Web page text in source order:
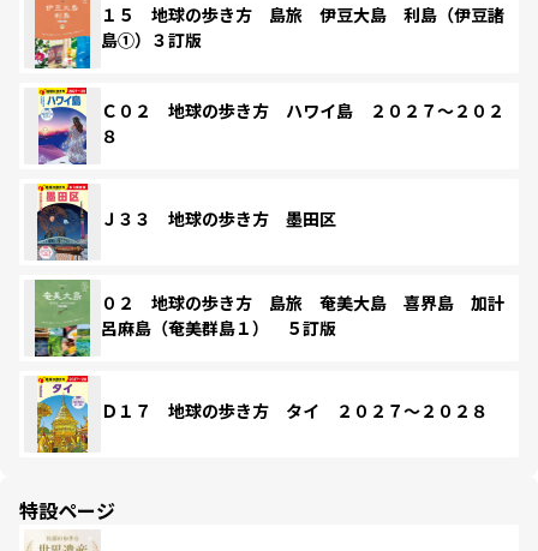
１５ 地球の歩き方 島旅 伊豆大島 利島（伊豆諸
島①）３訂版
Ｃ０２ 地球の歩き方 ハワイ島 ２０２７～２０２
８
Ｊ３３ 地球の歩き方 墨田区
０２ 地球の歩き方 島旅 奄美大島 喜界島 加計
呂麻島（奄美群島１） ５訂版
Ｄ１７ 地球の歩き方 タイ ２０２７～２０２８
特設ページ